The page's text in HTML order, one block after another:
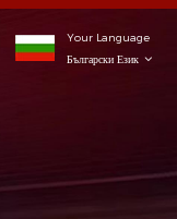
Your Language
Български Език